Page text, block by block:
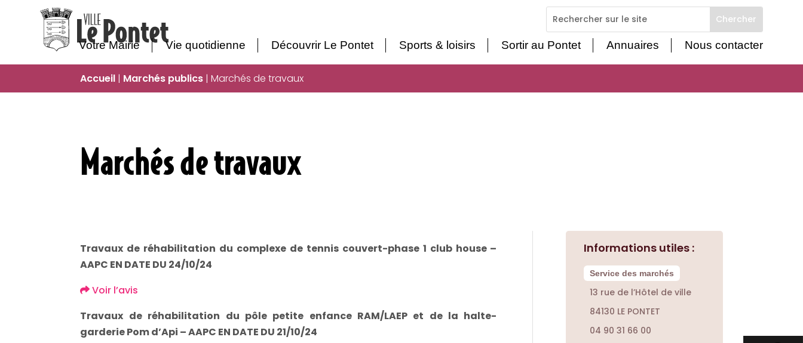
Votre Mairie Vie quotidienne Découvrir Le Pontet Sports & loisirs Sortir au Pontet Annuaires Nous contacter
Accueil | Marchés publics |Marchés de travaux
Marchés de travaux
Travaux de réhabilitation du complexe de tennis couvert-phase 1 club house –
AAPC EN DATE DU 24/10/24
Voir l’avis
Travaux de réhabilitation du pôle petite enfance RAM/LAEP et de la halte-
garderie Pom d’Api – AAPC EN DATE DU 21/10/24
Service des marchés
13 rue de l’Hôtel de ville
84130 LE PONTET
04 90 31 66 00